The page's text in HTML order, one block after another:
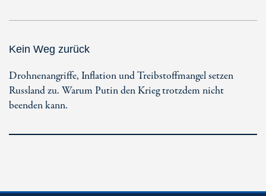
Kein Weg zurück
Drohnenangriffe, Inflation und Treibstoffmangel setzen
Russland zu. Warum Putin den Krieg trotzdem nicht
beenden kann.